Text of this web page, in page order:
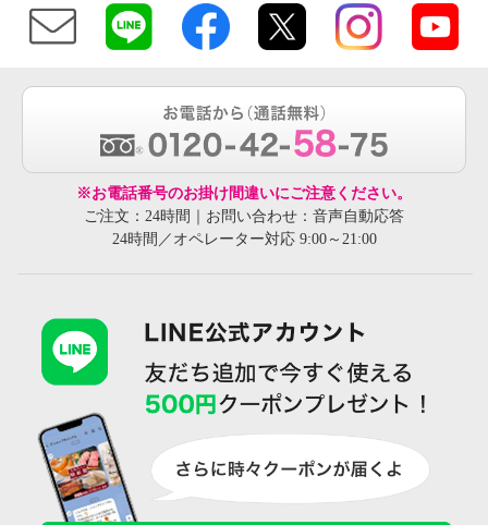
※お電話番号のお掛け間違いにご注意ください。
ご注文：24時間｜お問い合わせ：音声自動応答
24時間／オペレーター対応 9:00～21:00